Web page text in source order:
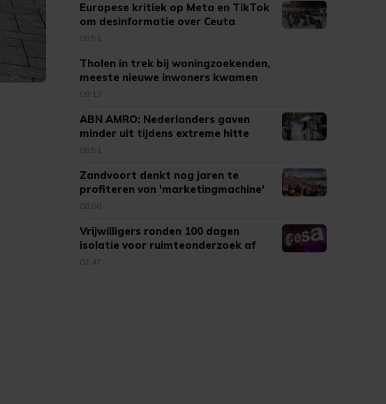
Europese kritiek op Meta en TikTok
om desinformatie over Ceuta
09:51
Tholen in trek bij woningzoekenden,
meeste nieuwe inwoners kwamen
uit Bergen op Zoom
09:13
ABN AMRO: Nederlanders gaven
minder uit tijdens extreme hitte
08:51
Zandvoort denkt nog jaren te
profiteren van 'marketingmachine'
F1
08:00
Vrijwilligers ronden 100 dagen
isolatie voor ruimteonderzoek af
07:47